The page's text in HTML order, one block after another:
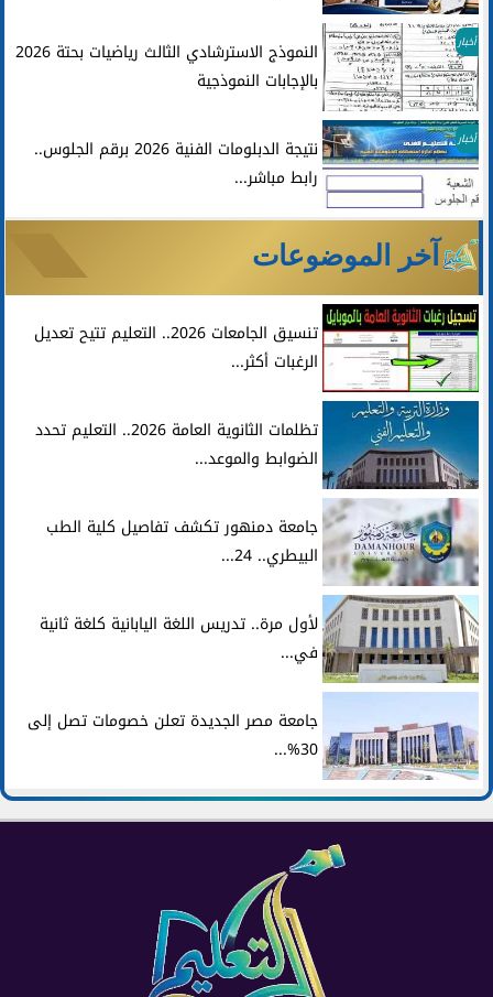
أخبار
النموذج الاسترشادي الثالث رياضيات بحتة 2026
بالإجابات النموذجية
أخبار
نتيجة الدبلومات الفنية 2026 برقم الجلوس..
رابط مباشر...
آخر الموضوعات
تنسيق الجامعات 2026.. التعليم تتيح تعديل
الرغبات أكثر...
تظلمات الثانوية العامة 2026.. التعليم تحدد
الضوابط والموعد...
جامعة دمنهور تكشف تفاصيل كلية الطب
البيطري.. 24...
لأول مرة.. تدريس اللغة اليابانية كلغة ثانية
في...
جامعة مصر الجديدة تعلن خصومات تصل إلى
30%...